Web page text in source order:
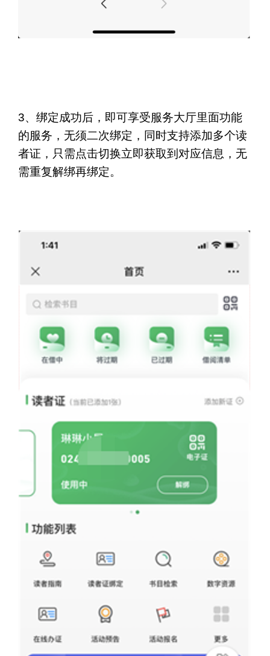
3、绑定成功后，即可享受服务大厅里面功能
的服务，无须二次绑定，同时支持添加多个读
者证，只需点击切换立即获取到对应信息，无
需重复解绑再绑定。